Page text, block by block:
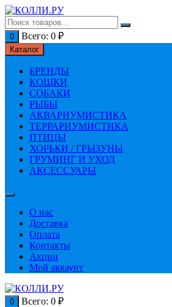
Перейти
к
содержимому
0 Всего: 0 ₽
Каталог
БРЕНДЫ
КОШКИ
СОБАКИ
РЫБЫ
АКВАРИУМИСТИКА
ТЕРРАРИУМИСТИКА
ПТИЦЫ
ХОРЬКИ / ГРЫЗУНЫ
ГРУМИНГ И УХОД
АКСЕССУАРЫ
О нас
Доставка
Оплата
Контакты
Акции
Мой аккаунт
0 Всего: 0 ₽